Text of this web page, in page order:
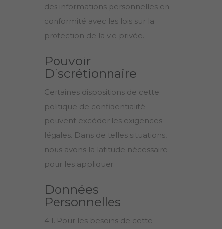
des informations personnelles en
conformité avec les lois sur la
protection de la vie privée.
Pouvoir
Discrétionnaire
Certaines dispositions de cette
politique de confidentialité
peuvent excéder les exigences
légales. Dans de telles situations,
nous avons la latitude nécessaire
pour les appliquer.
Données
Personnelles
4.1. Pour les besoins de cette